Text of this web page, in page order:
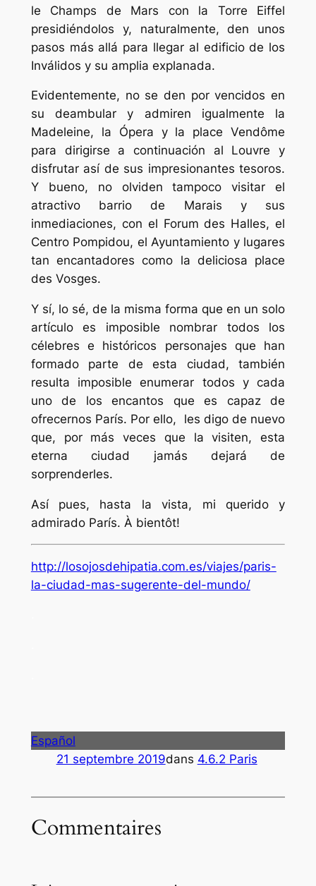
le Champs de Mars con la Torre Eiffel
presidiéndolos y, naturalmente, den unos
pasos más allá para llegar al edificio de los
Inválidos y su amplia explanada.
Evidentemente, no se den por vencidos en
su deambular y admiren igualmente la
Madeleine, la Ópera y la place Vendôme
para dirigirse a continuación al Louvre y
disfrutar así de sus impresionantes tesoros.
Y bueno, no olviden tampoco visitar el
atractivo barrio de Marais y sus
inmediaciones, con el Forum des Halles, el
Centro Pompidou, el Ayuntamiento y lugares
tan encantadores como la deliciosa place
des Vosges.
Y sí, lo sé, de la misma forma que en un solo
artículo es imposible nombrar todos los
célebres e históricos personajes que han
formado parte de esta ciudad, también
resulta imposible enumerar todos y cada
uno de los encantos que es capaz de
ofrecernos París. Por ello, les digo de nuevo
que, por más veces que la visiten, esta
eterna ciudad jamás dejará de
sorprenderles.
Así pues, hasta la vista, mi querido y
admirado París. À bientôt!
http://losojosdehipatia.com.es/viajes/paris-
la-ciudad-mas-sugerente-del-mundo/
Español
21 septembre 2019dans 4.6.2 Paris
Commentaires